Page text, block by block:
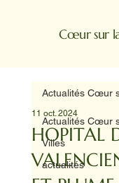
Cœur sur
Actualités Cœur
Villes
actualités
Actualités Cœur
HOPITAL
11 oct. 2024